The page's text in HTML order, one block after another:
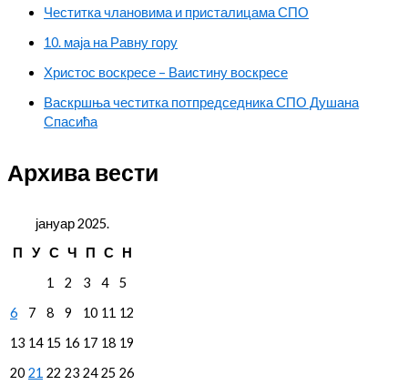
Честитка члановима и присталицама СПО
10. маја на Равну гору
Христос воскресе – Ваистину воскресе
Васкршња честитка потпредседника СПО Душана
Спасића
Архива вести
јануар 2025.
П
У С Ч П С
Н
1
2 3 4
5
6
7 8 9 10 11 12
13 14 15 16 17 18 19
20 21 22 23 24 25 26